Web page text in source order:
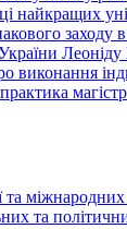
найкращих
заходу в
виконання
та
та